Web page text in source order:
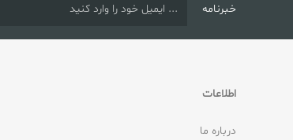
خبرنامه
اطلاعات
درباره ما